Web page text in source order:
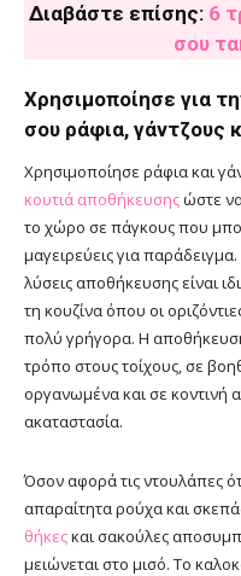
Διαβάστε επίσης: 6
σου
Χρησιμοποίησε για
σου ράφια, γάντζους
Χρησιμοποίησε ράφια και
κουτιά αποθήκευσηςώστε
το χώρο σε πάγκους που
μαγειρεύεις για
λύσεις αποθήκευσης είναι
τη κουζίνα όπου οι
πολύ γρήγορα. Η
τρόπο στους τοίχους, σε
οργανωμένα και σε κοντινή
ακαταστασία.
Όσον αφορά τις ντουλάπες
απαραίτητα ρούχα και
θήκεςκαι σακούλες
μειώνεται στο μισό. Το